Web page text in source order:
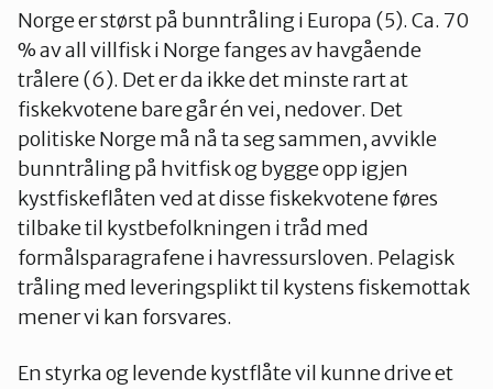
Norge er størst på bunntråling i Europa (5). Ca. 70
% av all villfisk i Norge fanges av havgående
trålere (6). Det er da ikke det minste rart at
fiskekvotene bare går én vei, nedover. Det
politiske Norge må nå ta seg sammen, avvikle
bunntråling på hvitfisk og bygge opp igjen
kystfiskeflåten ved at disse fiskekvotene føres
tilbake til kystbefolkningen i tråd med
formålsparagrafene i havressursloven. Pelagisk
tråling med leveringsplikt til kystens fiskemottak
mener vi kan forsvares.
En styrka og levende kystflåte vil kunne drive et